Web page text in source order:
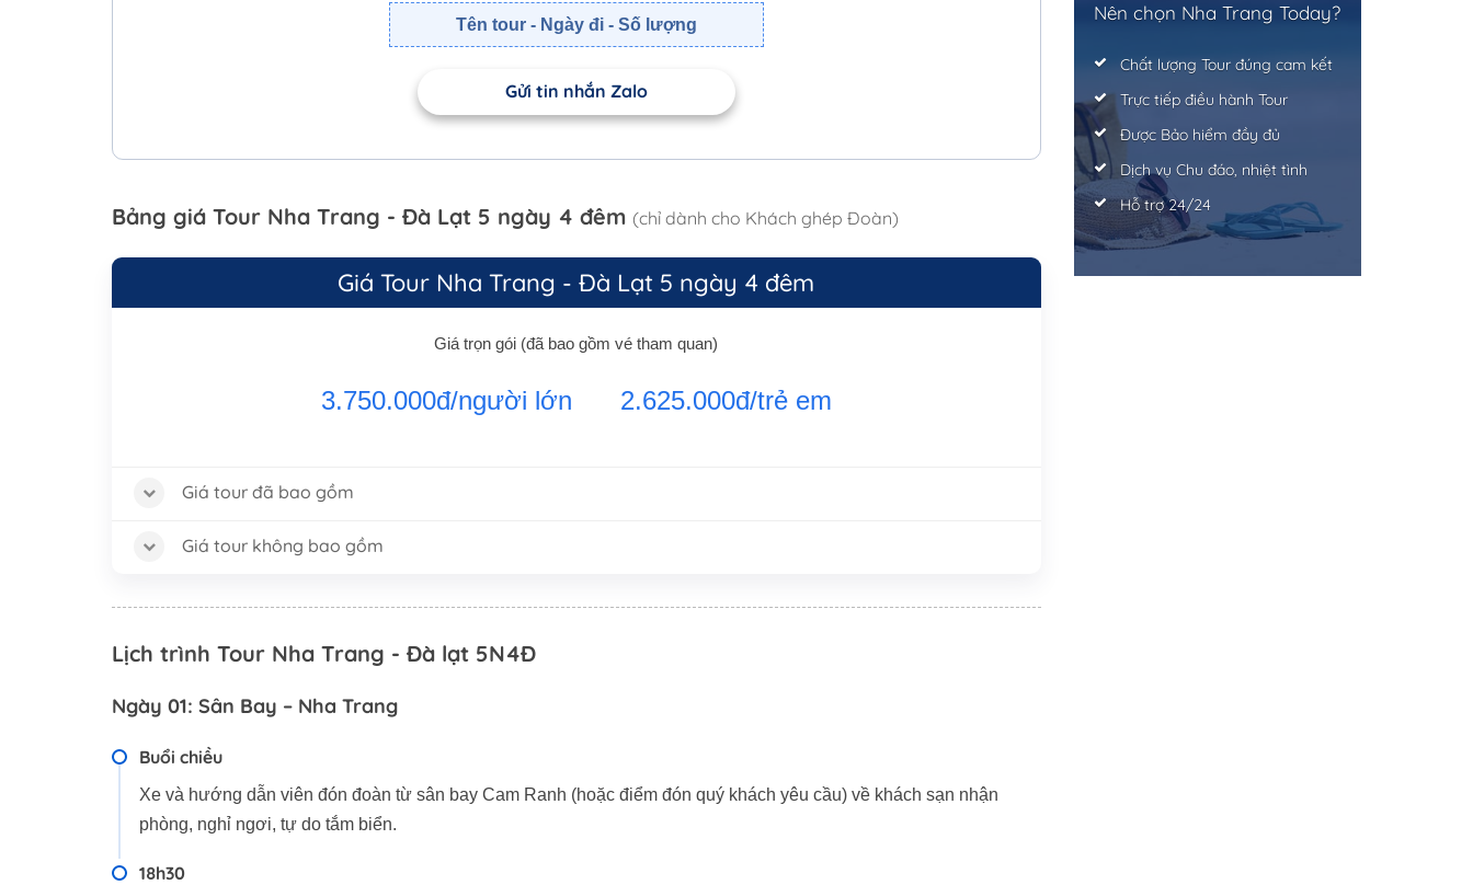
Tên tour - Ngày đi - Số lượng
Gửi tin nhắn Zalo
Bảng giá Tour Nha Trang - Đà Lạt 5 ngày 4 đêm (chỉ dành cho Khách ghép Đoàn)
Giá Tour Nha Trang - Đà Lạt 5 ngày 4 đêm
Giá trọn gói (đã bao gồm vé tham quan)
3.750.000đ/người lớn 2.625.000đ/trẻ em
Giá tour đã bao gồm
Giá tour không bao gồm
Lịch trình Tour Nha Trang - Đà lạt 5N4Đ
Ngày 01: Sân Bay – Nha Trang
Buổi chiều
Xe và hướng dẫn viên đón đoàn từ sân bay Cam Ranh (hoặc điểm đón quý khách yêu cầu) về khách sạn nhận
phòng, nghỉ ngơi, tự do tắm biển.
18h30
Nên chọn Nha Trang Today?
Chất lượng Tour đúng cam kết
Trực tiếp điều hành Tour
Được Bảo hiểm đầy đủ
Dịch vụ Chu đáo, nhiệt tình
Hỗ trợ 24/24